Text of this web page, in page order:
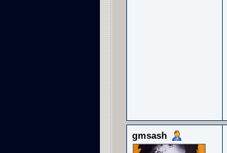
gmsash